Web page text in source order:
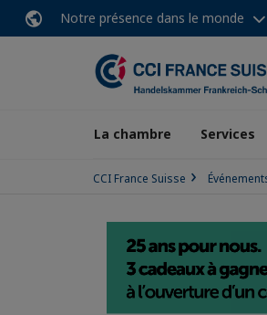
Notre présence dans le monde
La chambre Services
CCI France Suisse